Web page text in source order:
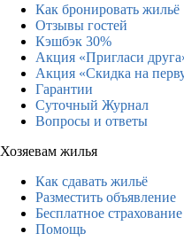
Как бронировать жильё
Отзывы гостей
Кэшбэк 30%
Акция «Пригласи
Акция «Скидка на
Гарантии
Суточный Журнал
Вопросы и ответы
Хозяевам жилья
Как сдавать жильё
Разместить объявление
Бесплатное страхование
Помощь